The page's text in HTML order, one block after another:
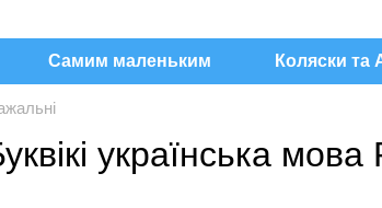
Самим маленьким Коляски та
українська